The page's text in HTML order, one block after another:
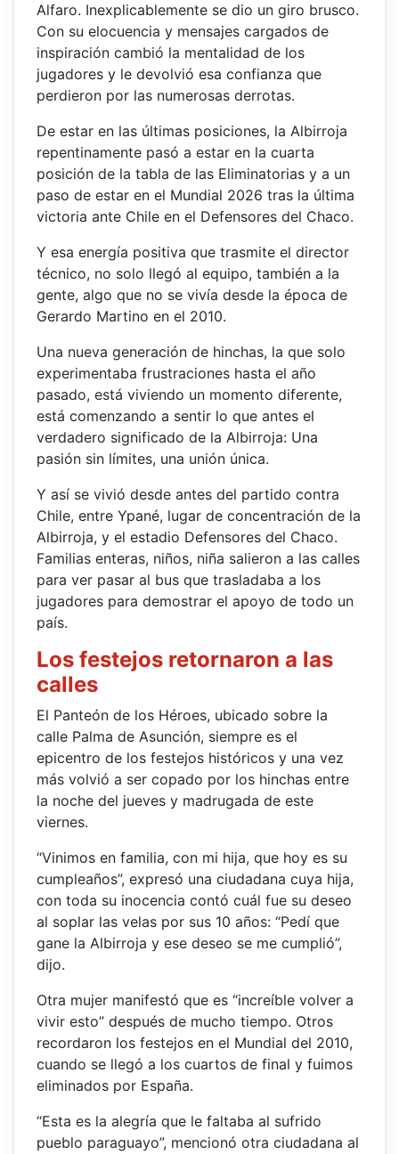
Alfaro. Inexplicablemente se dio un giro brusco.
Con su elocuencia y mensajes cargados de
inspiración cambió la mentalidad de los
jugadores y le devolvió esa confianza que
perdieron por las numerosas derrotas.
De estar en las últimas posiciones, la Albirroja
repentinamente pasó a estar en la cuarta
posición de la tabla de las Eliminatorias y a un
paso de estar en el Mundial 2026 tras la última
victoria ante Chile en el Defensores del Chaco.
Y esa energía positiva que trasmite el director
técnico, no solo llegó al equipo, también a la
gente, algo que no se vivía desde la época de
Gerardo Martino en el 2010.
Una nueva generación de hinchas, la que solo
experimentaba frustraciones hasta el año
pasado, está viviendo un momento diferente,
está comenzando a sentir lo que antes el
verdadero significado de la Albirroja: Una
pasión sin límites, una unión única.
Y así se vivió desde antes del partido contra
Chile, entre Ypané, lugar de concentración de la
Albirroja, y el estadio Defensores del Chaco.
Familias enteras, niños, niña salieron a las calles
para ver pasar al bus que trasladaba a los
jugadores para demostrar el apoyo de todo un
país.
Los festejos retornaron a las
calles
El Panteón de los Héroes, ubicado sobre la
calle Palma de Asunción, siempre es el
epicentro de los festejos históricos y una vez
más volvió a ser copado por los hinchas entre
la noche del jueves y madrugada de este
viernes.
“Vinimos en familia, con mi hija, que hoy es su
cumpleaños”, expresó una ciudadana cuya hija,
con toda su inocencia contó cuál fue su deseo
al soplar las velas por sus 10 años: “Pedí que
gane la Albirroja y ese deseo se me cumplió”,
dijo.
Otra mujer manifestó que es “increíble volver a
vivir esto” después de mucho tiempo. Otros
recordaron los festejos en el Mundial del 2010,
cuando se llegó a los cuartos de final y fuimos
eliminados por España.
“Esta es la alegría que le faltaba al sufrido
pueblo paraguayo”, mencionó otra ciudadana al